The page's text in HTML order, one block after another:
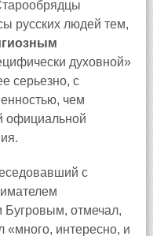
русских людей тем,
духовной»
серьезно, с
чем
официальной
с
отмечал,
«много, интересно, и